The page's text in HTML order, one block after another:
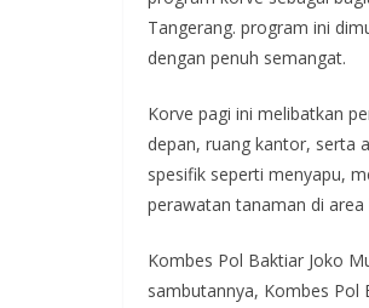
Tangerang. program ini
dengan penuh semangat.
Korve pagi ini melibatkan
depan, ruang kantor, serta
spesifik seperti menyapu,
perawatan tanaman di
Kombes Pol Baktiar Joko
sambutannya, Kombes Pol